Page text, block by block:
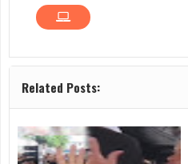
Related Posts: